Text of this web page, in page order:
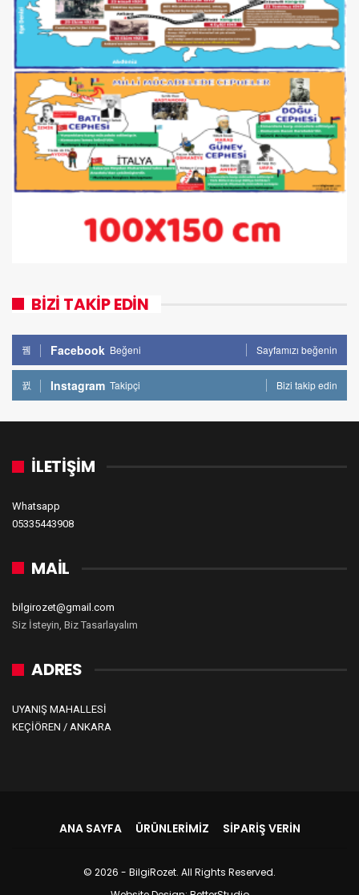
BİZİ TAKİP EDİN
Facebook Beğeni Sayfamızı beğenin
Instagram Takipçi Bizi takip edin
İLETİŞİM
Whatsapp
05335443908
MAİL
bilgirozet@gmail.com
Siz İsteyin, Biz Tasarlayalım
ADRES
UYANIŞ MAHALLESİ
KEÇİÖREN / ANKARA
ANA SAYFA ÜRÜNLERIMIZ SIPARIŞ VERIN
© 2026 - BilgiRozet. All Rights Reserved.